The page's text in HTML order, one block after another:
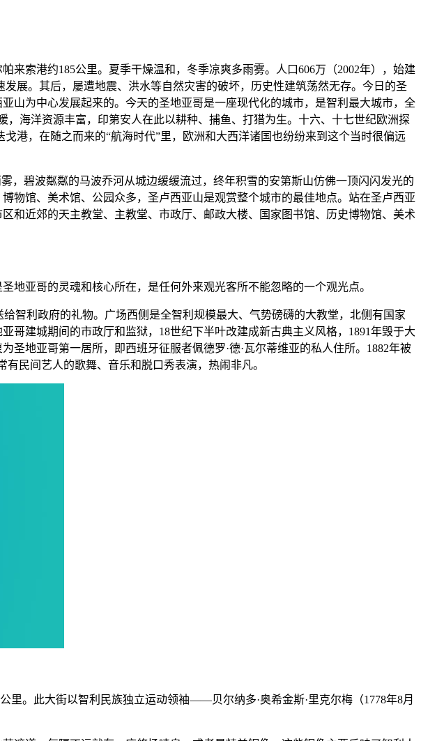
索港约185公里。夏季干燥温和，冬季凉爽多雨雾。人口606万（2002年），始建
展。其后，屡遭地震、洪水等自然灾害的破坏，历史性建筑荡然无存。今日的圣
山为中心发展起来的。今天的圣地亚哥是一座现代化的城市，是智利最大城市，全
海洋资源丰富，印第安人在此以耕种、捕鱼、打猎为生。十六、十七世纪欧洲探
港，在随之而来的“航海时代”里，欧洲和大西洋诸国也纷纷来到这个当时很偏远
，碧波粼粼的马波乔河从城边缓缓流过，终年积雪的安第斯山仿佛一顶闪闪发光的
物馆、美术馆、公园众多，圣卢西亚山是观赏整个城市的最佳地点。站在圣卢西亚
和近郊的天主教堂、主教堂、市政厅、邮政大楼、国家图书馆、历史博物馆、美术
亚哥的灵魂和核心所在，是任何外来观光客所不能忽略的一个观光点。
智利政府的礼物。广场西侧是全智利规模最大、气势磅礴的大教堂，北侧有国家
建城期间的市政厅和监狱，18世纪下半叶改建成新古典主义风格，1891年毁于大
圣地亚哥第一居所，即西班牙征服者佩德罗·德·瓦尔蒂维亚的私人住所。1882年被
民间艺人的歌舞、音乐和脱口秀表演，热闹非凡。
。此大街以智利民族独立运动领袖——贝尔纳多·奥希金斯·里克尔梅（1778年8月